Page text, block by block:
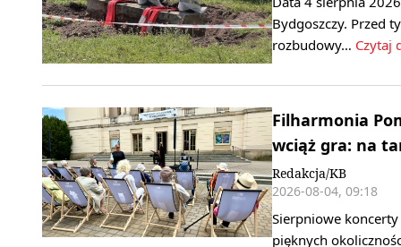
Bydgoszczy. Przed
rozbudowy… Czytaj
Filharmonia
wciąż gra: na
Redakcja/KB
2026-08-04, 09:18
Sierpniowe koncerty
pięknych